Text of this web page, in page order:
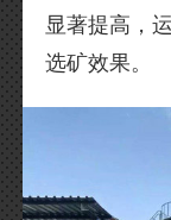
显著提高，
选矿效果。